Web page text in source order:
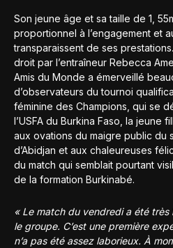
Son jeune âge et sa taille de 1,
proportionnel à l’engagement et
transparaissent de ses
droit par l’entraîneur Rebecca
Amis du Monde a émerveillé
d’observateurs du tournoi
féminine des Champions, qui se
l’USFA du Burkina Faso, la jeune
aux ovations du maigre public du
d’Abidjan et aux chaleureuses
du match qui semblait pourtant
de la formation Burkinabé.
« Le match du vendredi a été
le groupe. C’est une première
n’a pas été assez laborieux. À